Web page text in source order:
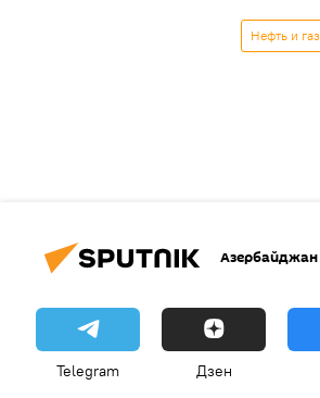
Нефть и газ
Азербайджан
Telegram Дзен